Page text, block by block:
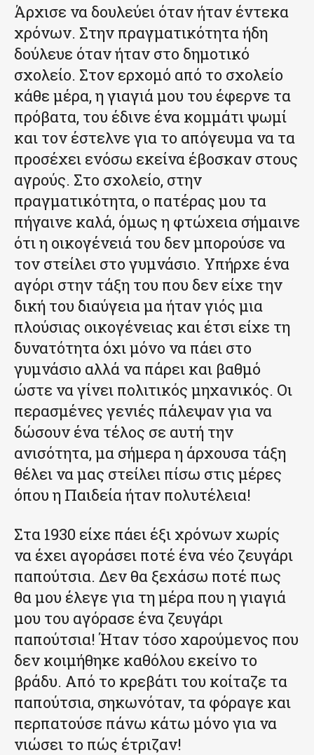
Άρχισε να δουλεύει όταν ήταν έντεκα
χρόνων. Στην πραγματικότητα ήδη
δούλευε όταν ήταν στο δημοτικό
σχολείο. Στον ερχομό από το σχολείο
κάθε μέρα, η γιαγιά μου του έφερνε τα
πρόβατα, του έδινε ένα κομμάτι ψωμί
και τον έστελνε για το απόγευμα να τα
προσέχει ενόσω εκείνα έβοσκαν στους
αγρούς. Στο σχολείο, στην
πραγματικότητα, ο πατέρας μου τα
πήγαινε καλά, όμως η φτώχεια σήμαινε
ότι η οικογένειά του δεν μπορούσε να
τον στείλει στο γυμνάσιο. Υπήρχε ένα
αγόρι στην τάξη του που δεν είχε την
δική του διαύγεια μα ήταν γιός μια
πλούσιας οικογένειας και έτσι είχε τη
δυνατότητα όχι μόνο να πάει στο
γυμνάσιο αλλά να πάρει και βαθμό
ώστε να γίνει πολιτικός μηχανικός. Οι
περασμένες γενιές πάλεψαν για να
δώσουν ένα τέλος σε αυτή την
ανισότητα, μα σήμερα η άρχουσα τάξη
θέλει να μας στείλει πίσω στις μέρες
όπου η Παιδεία ήταν πολυτέλεια!
Στα 1930 είχε πάει έξι χρόνων χωρίς
να έχει αγοράσει ποτέ ένα νέο ζευγάρι
παπούτσια. Δεν θα ξεχάσω ποτέ πως
θα μου έλεγε για τη μέρα που η γιαγιά
μου του αγόρασε ένα ζευγάρι
παπούτσια! Ήταν τόσο χαρούμενος που
δεν κοιμήθηκε καθόλου εκείνο το
βράδυ. Από το κρεβάτι του κοίταζε τα
παπούτσια, σηκωνόταν, τα φόραγε και
περπατούσε πάνω κάτω μόνο για να
νιώσει το πώς έτριζαν!